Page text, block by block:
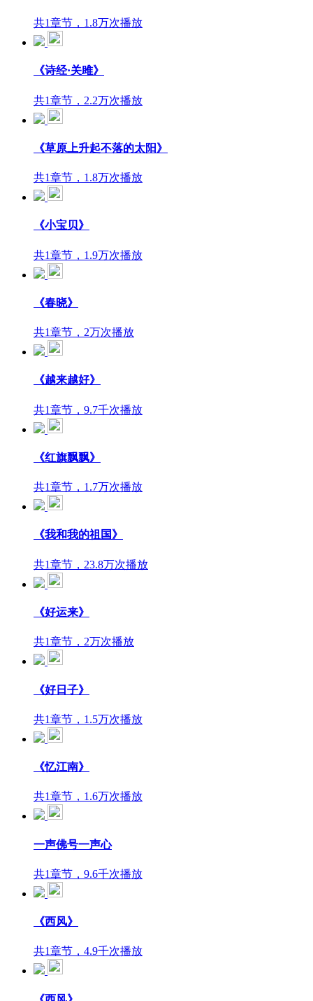
共1章节，1.8万次播放
《诗经​·关雎》
共1章节，2.2万次播放
《草原上升起不落的太阳》
共1章节，1.8万次播放
《小宝贝》
共1章节，1.9万次播放
《春晓》
共1章节，2万次播放
《越来越好》
共1章节，9.7千次播放
《红旗飘飘》
共1章节，1.7万次播放
《我和我的祖国》
共1章节，23.8万次播放
《好运来》
共1章节，2万次播放
《好日子》
共1章节，1.5万次播放
《忆江南》
共1章节，1.6万次播放
一声佛号一声心
共1章节，9.6千次播放
《西风》
共1章节，4.9千次播放